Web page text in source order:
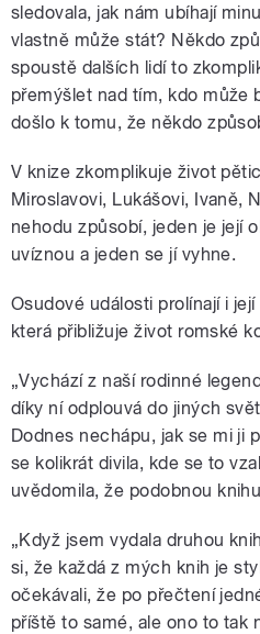
sledovala, jak nám ubíhají
vlastně může stát? Někdo
spoustě dalších lidí to
přemýšlet nad tím, kdo může
došlo k tomu, že někdo
V knize zkomplikuje život
Miroslavovi, Lukášovi, Ivaně,
nehodu způsobí, jeden je její
uvíznou a jeden se jí vyhne.
Osudové události prolínají i
která přibližuje život romské
„Vychází z naší rodinné
díky ní odplouvá do jiných
Dodnes nechápu, jak se mi ji
se kolikrát divila, kde se to
uvědomila, že podobnou
„Když jsem vydala druhou
si, že každá z mých knih je
očekávali, že po přečtení
příště to samé, ale ono to tak